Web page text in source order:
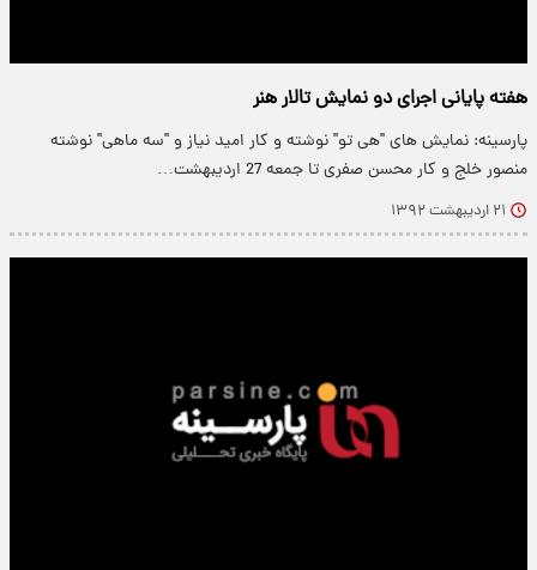
هفته پایانی اجرای دو نمایش تالار هنر
پارسینه: نمایش های "هی تو" نوشته و کار امید نیاز و "سه ماهی" نوشته
منصور خلج و کار محسن صفری تا جمعه 27 اردیبهشت…
۲۱ اردیبهشت ۱۳۹۲